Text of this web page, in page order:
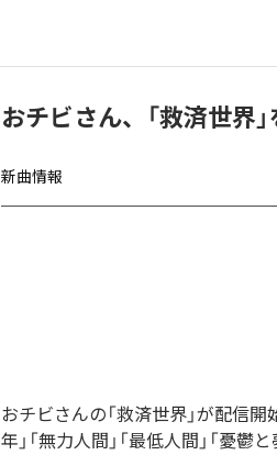
おチビさん、「救済世界
新曲情報
おチビさんの「救済世界」が配信
年」「無力人間」「最低人間」「憂鬱